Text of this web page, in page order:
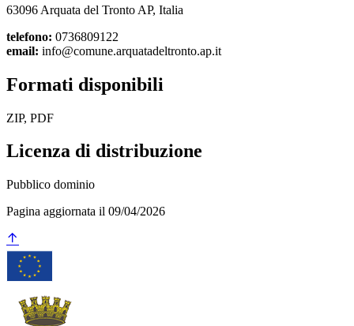
63096 Arquata del Tronto AP, Italia
telefono: 0736809122
email: info@comune.arquatadeltronto.ap.it
Formati disponibili
ZIP, PDF
Licenza di distribuzione
Pubblico dominio
Pagina aggiornata il 09/04/2026